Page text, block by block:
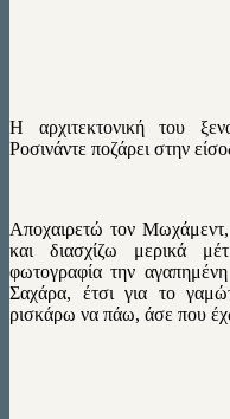
Η αρχιτεκτονική του
Ροσινάντε ποζάρει στην
Αποχαιρετώ τον Μωχάμεντ,
και διασχίζω μερικά
φωτογραφία την
Σαχάρα, έτσι για το
ρισκάρω να πάω, άσε που